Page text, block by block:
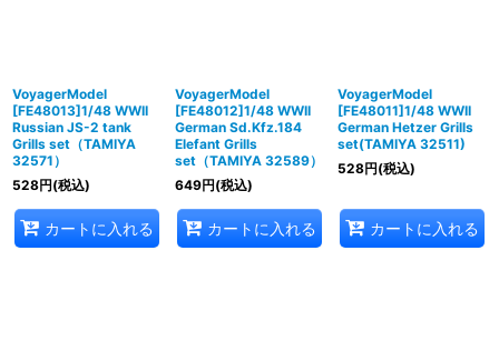
VoyagerModel
[FE48013]1/48 WWII
Russian JS-2 tank
Grills set（TAMIYA
32571）
528円(税込)
カートに入れる
VoyagerModel
[FE48012]1/48 WWII
German Sd.Kfz.184
Elefant Grills
set（TAMIYA 32589）
649円(税込)
カートに入れる
VoyagerModel
[FE48011]1/48 WWII
German Hetzer Grills
set(TAMIYA 32511)
528円(税込)
カートに入れる